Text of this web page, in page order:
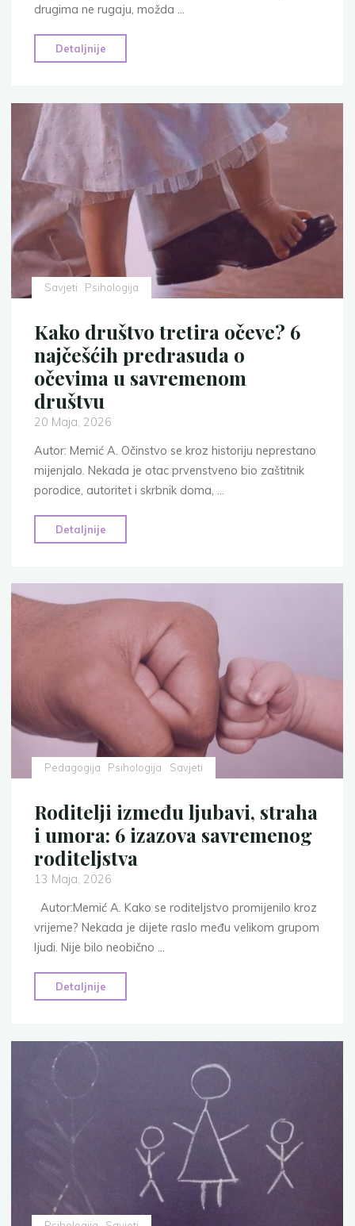
drugima ne rugaju, možda …
Detaljnije
ne
jedni
ružnim
nadimcima…”
–
Bonton
svjetlu
Kur'ana
1.
Savjeti Psihologija
Kako društvo tretira očeve? 6
najčešćih predrasuda o
očevima u savremenom
društvu
20 Maja, 2026
Autor: Memić A. Očinstvo se kroz historiju neprestano
mijenjalo. Nekada je otac prvenstveno bio zaštitnik
porodice, autoritet i skrbnik doma, …
Detaljnije
društvo
očeve?
predrasuda
očevima
savremenom
društvu"
Pedagogija
Psihologija Savjeti
Roditelji između ljubavi, straha
i umora: 6 izazova savremenog
roditeljstva
13 Maja, 2026
Autor:Memić A. Kako se roditeljstvo promijenilo kroz
vrijeme? Nekada je dijete raslo među velikom grupom
ljudi. Nije bilo neobično …
Detaljnije
između
straha
izazova
savremenog
roditeljstva"